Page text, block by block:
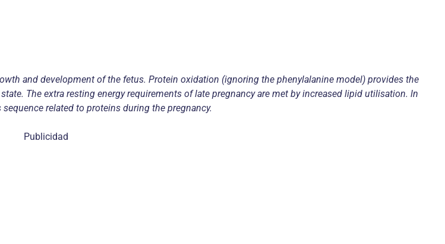
and development of the fetus. Protein oxidation (ignoring the phenylalanine model) provides the
The extra resting energy requirements of late pregnancy are met by increased lipid utilisation. ln
related to proteins during the pregnancy.
Publicidad